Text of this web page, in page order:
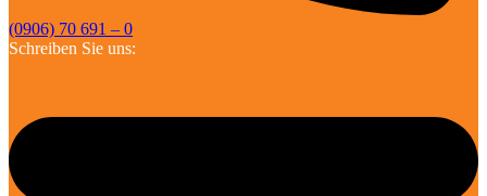
(0906) 70 691 – 0
Schreiben Sie uns: